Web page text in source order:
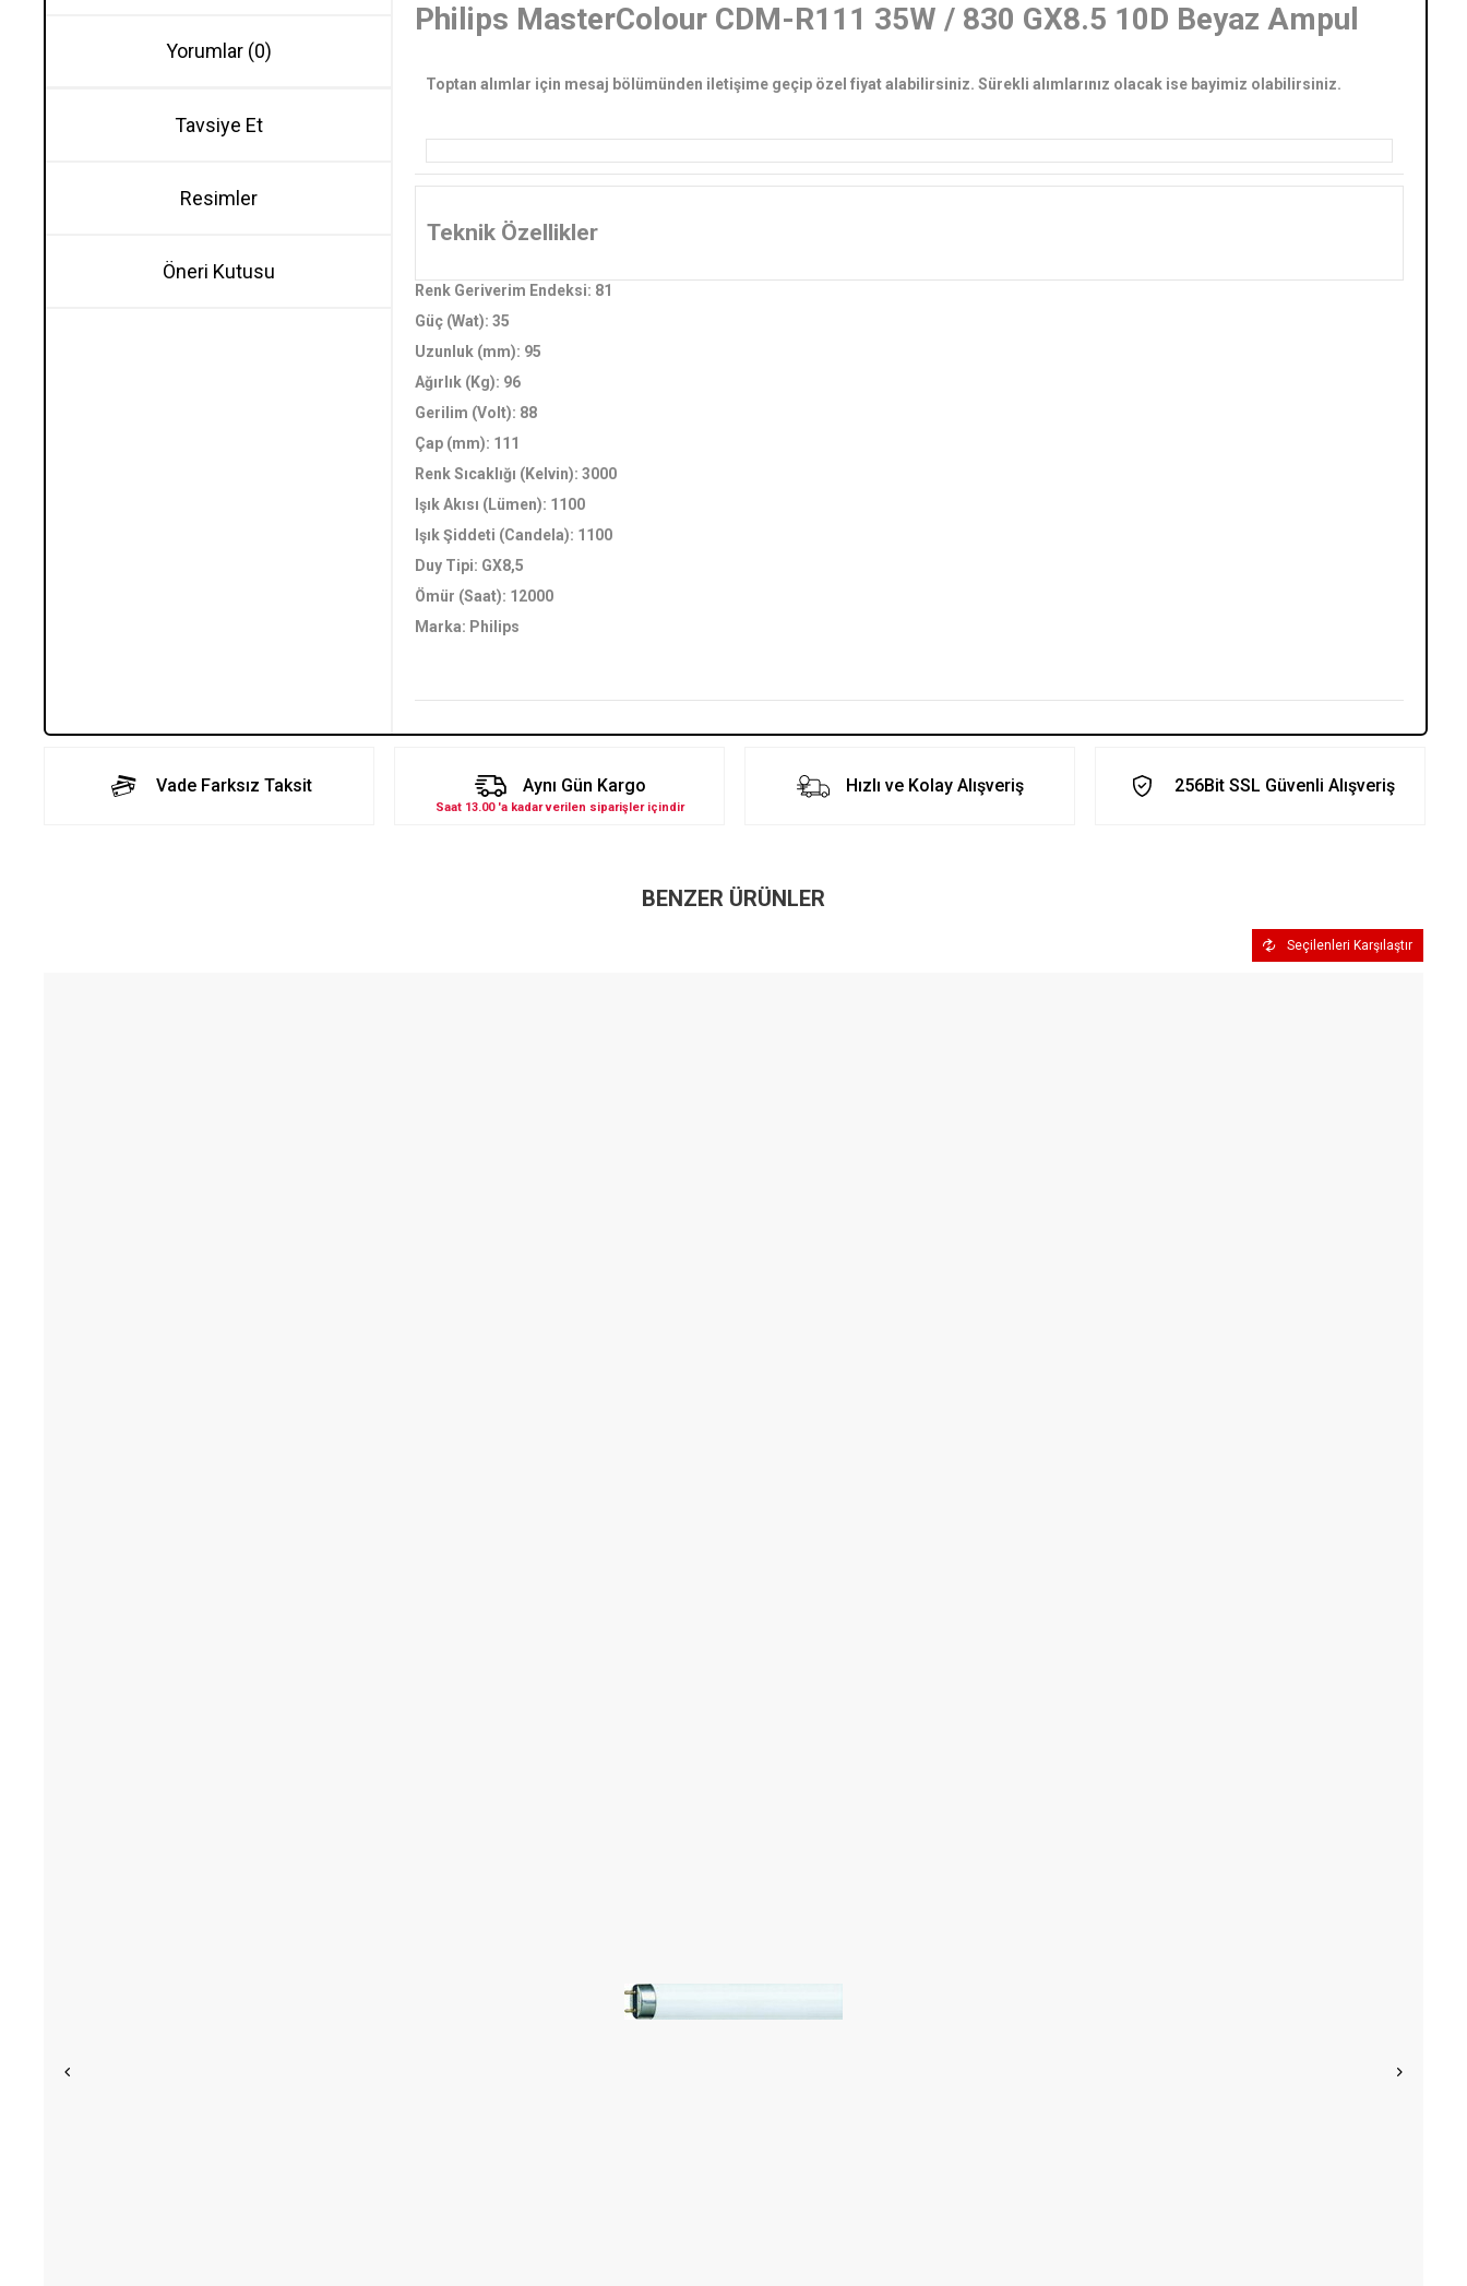
Yorumlar (0)
Tavsiye Et
Resimler
Öneri Kutusu
Philips MasterColour CDM-R111 35W / 830 GX8.5 10D Beyaz Ampul
Toptan alımlar için mesaj bölümünden iletişime geçip özel fiyat alabilirsiniz. Sürekli alımlarınız olacak ise bayimiz olabilirsiniz.
Teknik Özellikler
Renk Geriverim Endeksi: 81
Güç (Wat): 35
Uzunluk (mm): 95
Ağırlık (Kg): 96
Gerilim (Volt): 88
Çap (mm): 111
Renk Sıcaklığı (Kelvin): 3000
Işık Akısı (Lümen): 1100
Işık Şiddeti (Candela): 1100
Duy Tipi: GX8,5
Ömür (Saat): 12000
Marka: Philips
Vade Farksız Taksit Aynı Gün Kargo
Saat 13.00 'a kadar verilen siparişler içindir
Hızlı ve Kolay Alışveriş 256Bit SSL Güvenli Alışveriş
BENZER ÜRÜNLER
Seçilenleri Karşılaştır